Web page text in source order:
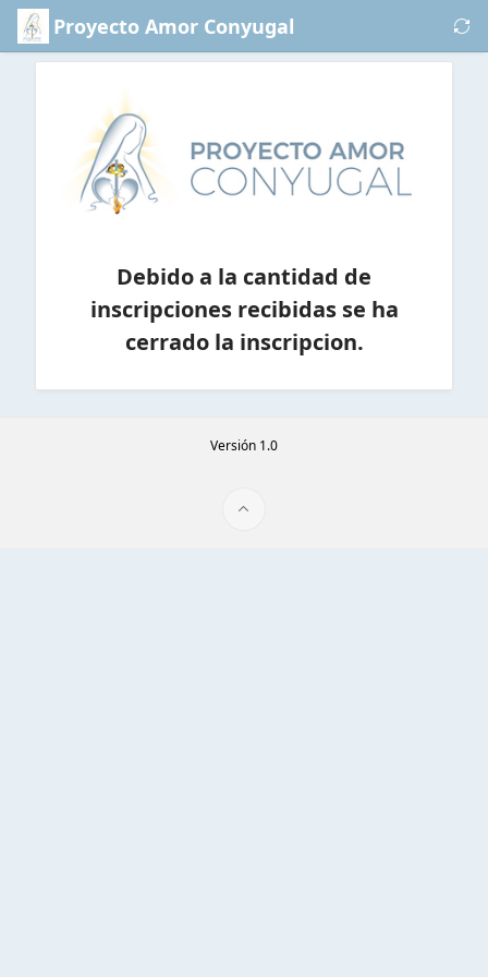
Saltar al contenido principal
Proyecto Amor Conyugal
Debido a la cantidad de
inscripciones recibidas se ha
cerrado la inscripcion.
Versión 1.0